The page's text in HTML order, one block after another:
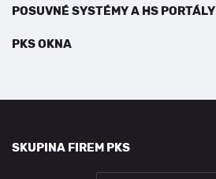
POSUVNÉ SYSTÉMY A HS PORTÁLY
PKS OKNA
SKUPINA FIREM PKS